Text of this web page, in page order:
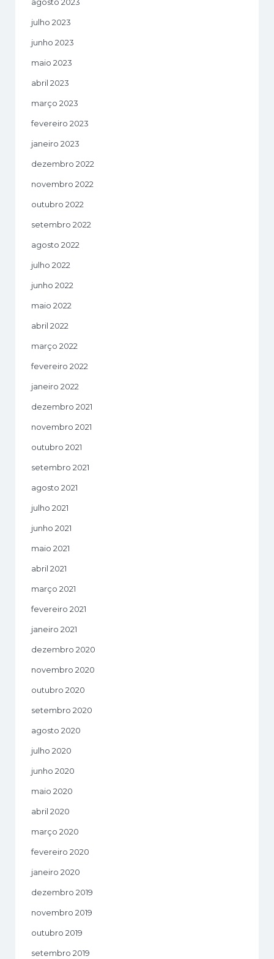
agosto 2023
julho 2023
junho 2023
maio 2023
abril 2023
março 2023
fevereiro 2023
janeiro 2023
dezembro 2022
novembro 2022
outubro 2022
setembro 2022
agosto 2022
julho 2022
junho 2022
maio 2022
abril 2022
março 2022
fevereiro 2022
janeiro 2022
dezembro 2021
novembro 2021
outubro 2021
setembro 2021
agosto 2021
julho 2021
junho 2021
maio 2021
abril 2021
março 2021
fevereiro 2021
janeiro 2021
dezembro 2020
novembro 2020
outubro 2020
setembro 2020
agosto 2020
julho 2020
junho 2020
maio 2020
abril 2020
março 2020
fevereiro 2020
janeiro 2020
dezembro 2019
novembro 2019
outubro 2019
setembro 2019